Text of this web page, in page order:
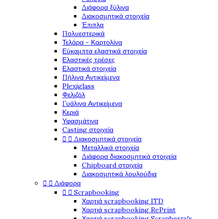
Διάφορα ξύλινα
Διακοσμητικά στοιχεία
Έπιπλα
Πολυεστερικά
Τελάρα - Καρτολίνα
Εύκαμπτα ελαστικά στοιχεία
Ελαστικές τρέσες
Ελαστικά στοιχεία
Πήλινα Αντικείμενα
Plexiglass
Φελιζόλ
Γυάλινα Αντικείμενα
Κεριά
Υφασμάτινα
Casting στοιχεία
  Διακοσμητικά στοιχεία
Μεταλλικά στοιχεία
Διάφορα διακοσμητικά στοιχεία
Chipboard στοιχεία
Διακοσμητικά λουλούδια
  Διάφορα
  Scrapbooking
Χαρτιά scrapbooking ITD
Χαρτιά scrapbooking RePrint